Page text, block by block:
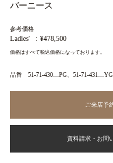
バーニース
参考価格
Ladies' ¥478,500
価格はすべて税込価格になっております。
品番 51-71-430…PG、51-71-431…YG
ご来店予
資料請求・お問